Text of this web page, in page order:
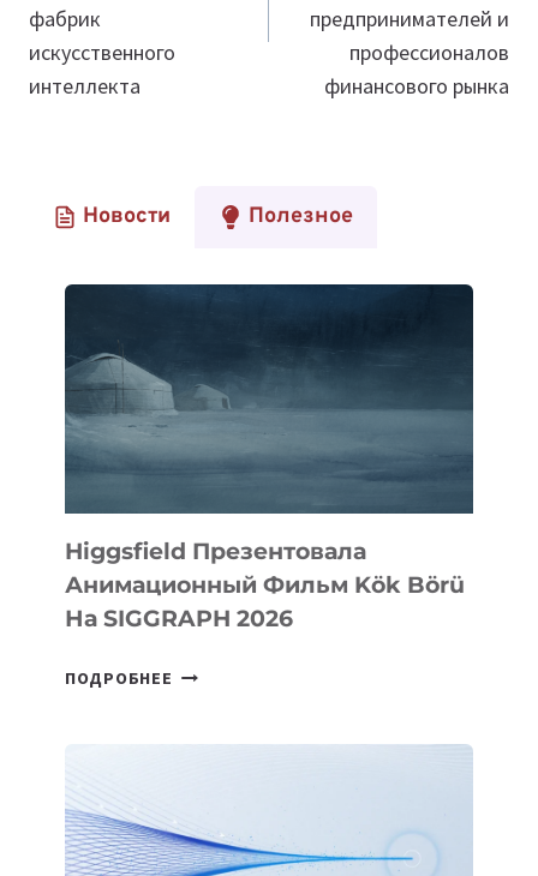
фабрик
искусственного
интеллекта
предпринимателей и
профессионалов
финансового рынка
Новости Полезное
Higgsfield Презентовала
Анимационный Фильм Kök Börü
На SIGGRAPH 2026
ПОДРОБНЕЕ HIGGSFIELD
НА